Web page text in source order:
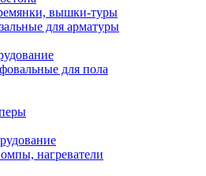
вышки-туры
для арматуры
для пола
нагреватели